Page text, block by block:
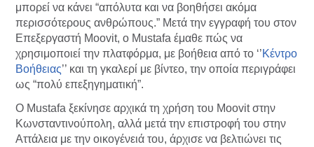
μπορεί να κάνει “απόλυτα και να βοηθήσει ακόμα
περισσότερους ανθρώπους.” Μετά την εγγραφή του στον
Επεξεργαστή Moovit, ο Mustafa έμαθε πώς να
χρησιμοποιεί την πλατφόρμα, με βοήθεια από το ‘’Κέντρο
Βοήθειας’’ και τη γκαλερί με βίντεο, την οποία περιγράφει
ως “πολύ επεξηγηματική”.
Ο Mustafa ξεκίνησε αρχικά τη χρήση του Moovit στην
Κωνσταντινούπολη, αλλά μετά την επιστροφή του στην
Αττάλεια με την οικογένειά του, άρχισε να βελτιώνει τις